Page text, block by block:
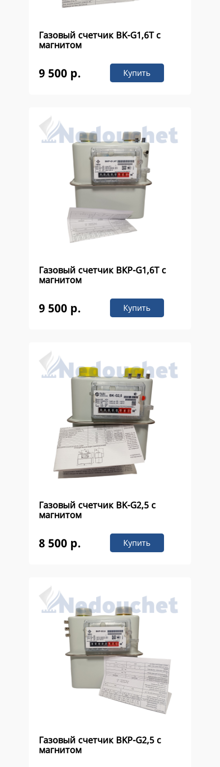
Газовый счетчик ВK-G1,6Т с
магнитом
9 500 р. Купить
Газовый счетчик ВКР-G1,6Т с
магнитом
9 500 р. Купить
Газовый счетчик ВK-G2,5 с
магнитом
8 500 р. Купить
Газовый счетчик ВKР-G2,5 с
магнитом